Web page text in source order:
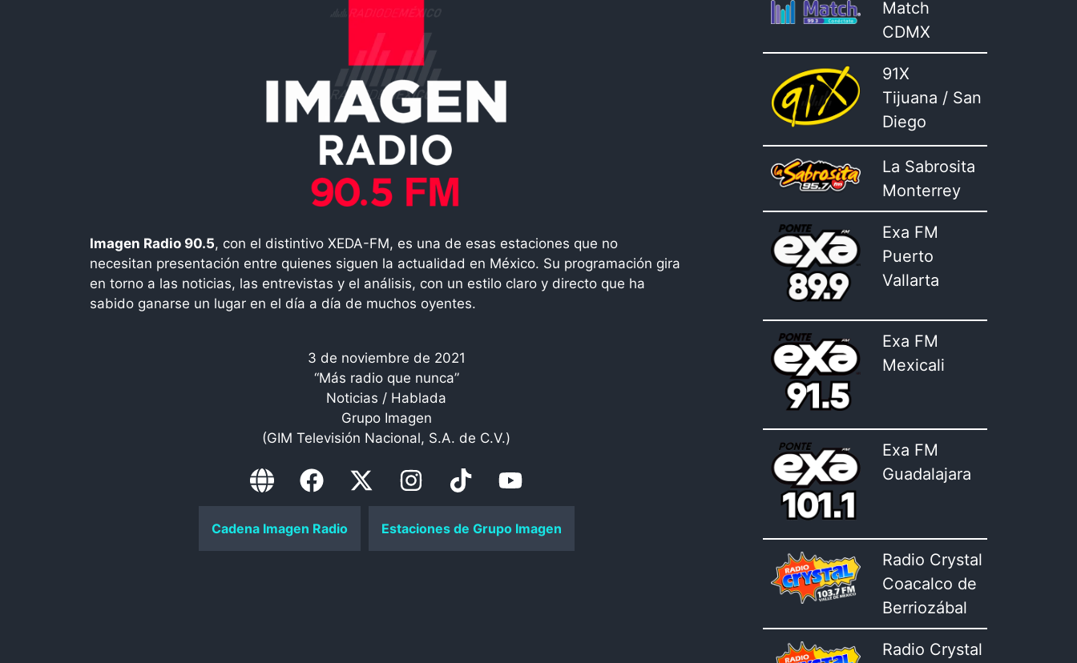
Imagen Radio 90.5, con el distintivo XEDA-FM, es una de esas estaciones que no
necesitan presentación entre quienes siguen la actualidad en México. Su programación gira
en torno a las noticias, las entrevistas y el análisis, con un estilo claro y directo que ha
sabido ganarse un lugar en el día a día de muchos oyentes.
3 de noviembre de 2021
“Más radio que nunca”
Noticias / Hablada
Grupo Imagen
(GIM Televisión Nacional, S.A. de C.V.)
Cadena Imagen Radio Estaciones de Grupo Imagen
Match
CDMX
91X
Tijuana / San
Diego
La Sabrosita
Monterrey
Exa FM
Puerto
Vallarta
Exa FM
Mexicali
Exa FM
Guadalajara
Radio Crystal
Coacalco de
Berriozábal
Radio Crystal